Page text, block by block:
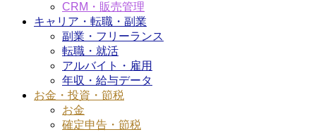
CRM・販売管理
キャリア・転職・副業
副業・フリーランス
転職・就活
アルバイト・雇用
年収・給与データ
お金・投資・節税
お金
確定申告・節税